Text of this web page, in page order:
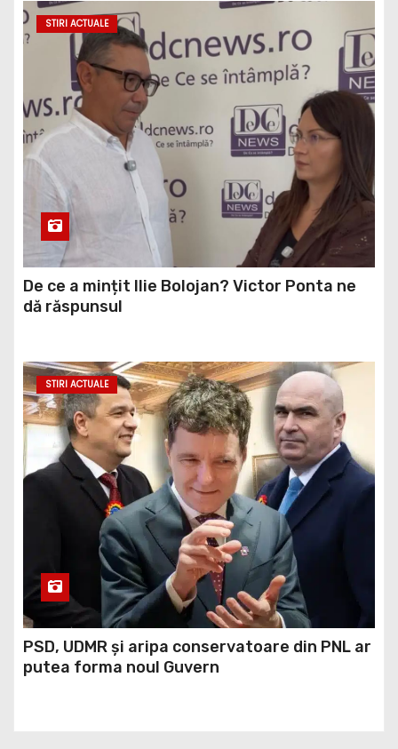
STIRI ACTUALE
De ce a mințit Ilie Bolojan? Victor Ponta ne
dă răspunsul
STIRI ACTUALE
PSD, UDMR și aripa conservatoare din PNL ar
putea forma noul Guvern